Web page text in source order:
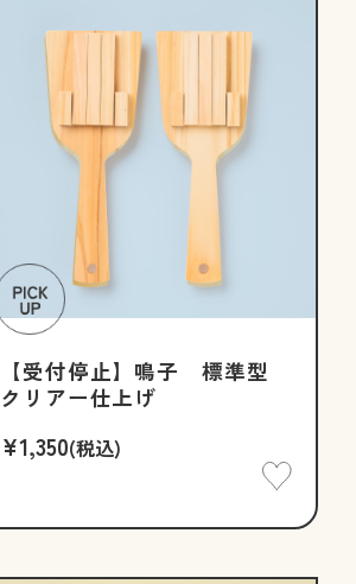
【受付停止】鳴子 標準型
クリアー仕上げ
¥1,350(税込)